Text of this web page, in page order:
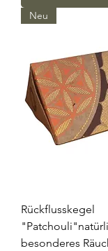
Neu
Rückflusskegel
besonderes